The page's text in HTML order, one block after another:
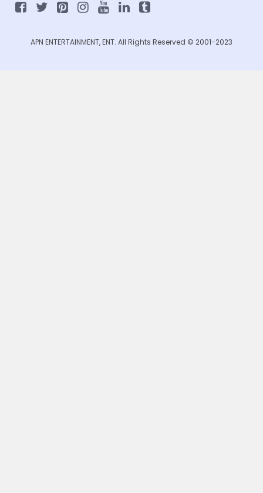
APN ENTERTAINMENT, ENT. All Rights Reserved © 2001-2023